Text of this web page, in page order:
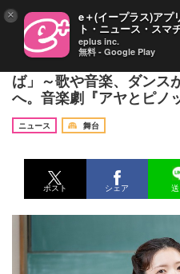
美山加恋「家族で楽しむ
ば」～歌や音楽、ダンス
へ。音楽劇『アヤとピノ
ニュース
舞台
ポスト シェア
× e＋(イープラス)アプ
ト・ニュース・スマ
eplus inc.
無料 - Google Play